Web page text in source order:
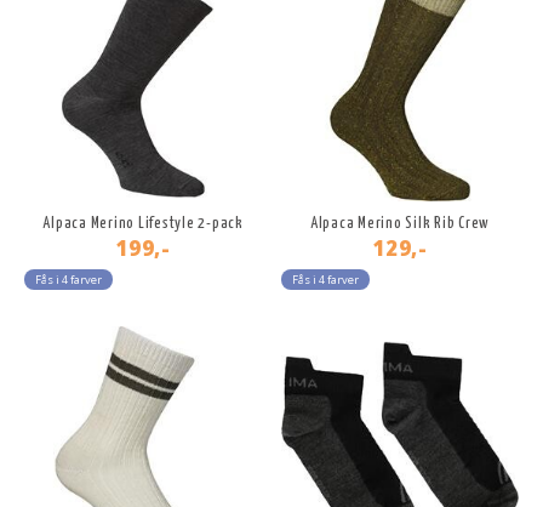
Alpaca Merino Lifestyle 2-pack
199,-
Fås i 4 farver
Alpaca Merino Silk Rib Crew
129,-
Fås i 4 farver